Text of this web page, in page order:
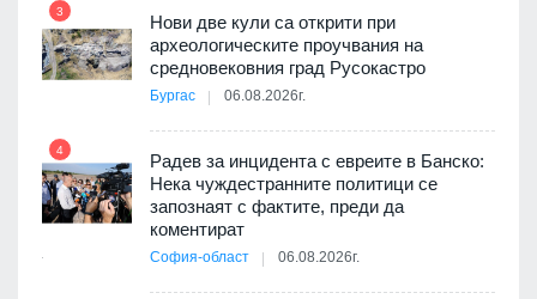
3
Нови две кули са открити при
археологическите проучвания на
средновековния град Русокастро
Бургас 06.08.2026г.
4
Радев за инцидента с евреите в Банско:
Нека чуждестранните политици се
запознаят с фактите, преди да
коментират
София-област 06.08.2026г.